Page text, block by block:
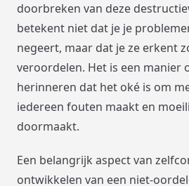
doorbreken van deze
betekent niet dat je je
negeert, maar dat je ze erkent
veroordelen. Het is een manier
herinneren dat het oké is om
iedereen fouten maakt en
doormaakt.
Een belangrijk aspect van
ontwikkelen van een niet-